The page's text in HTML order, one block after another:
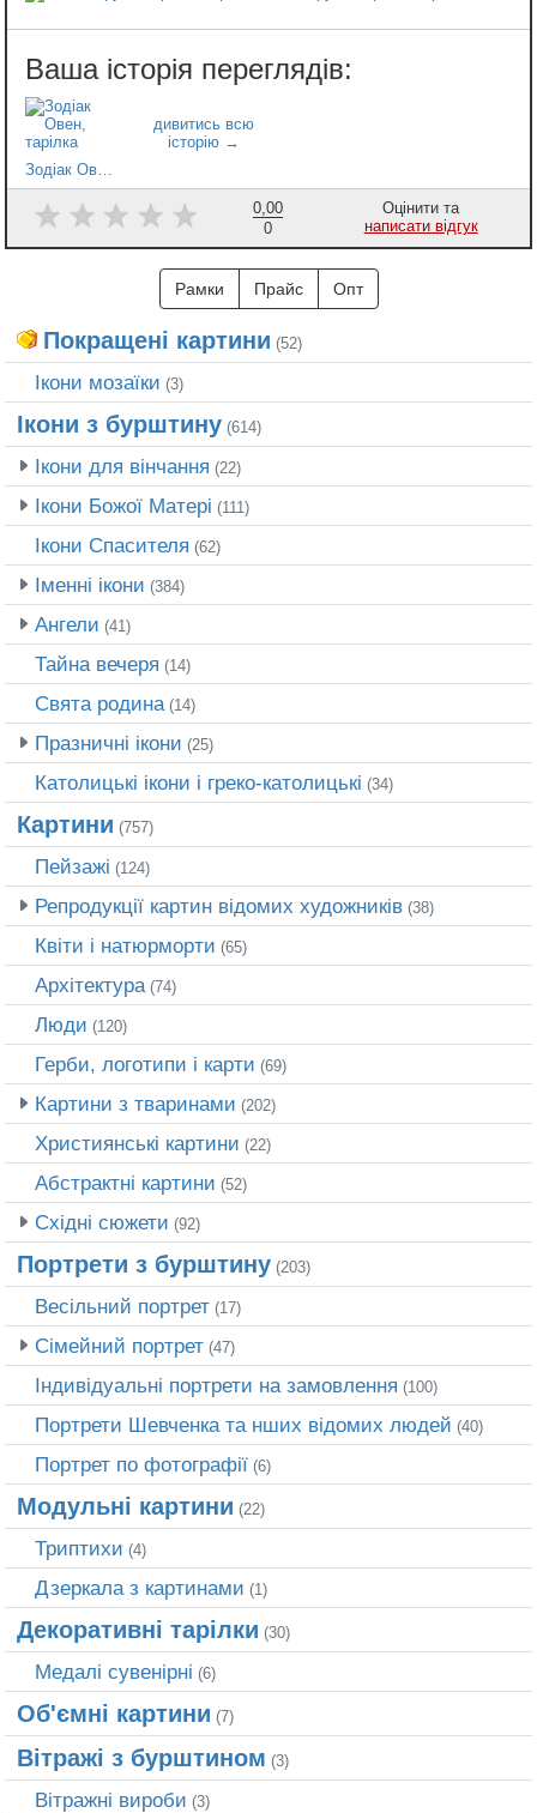
0,00
0
Оцінити та
написати відгук
Рамки Прайс Опт
Покращені картини (52)
Ікони мозаїки (3)
Ікони з бурштину (614)
Ікони для вінчання (22)
Ікони Божої Матері (111)
Ікони Спасителя (62)
Іменні ікони (384)
Ангели (41)
Тайна вечеря (14)
Свята родина (14)
Празничні ікони (25)
Католицькі ікони і греко-католицькі (34)
Картини (757)
Пейзажі (124)
Репродукції картин відомих художників (38)
Квіти і натюрморти (65)
Архітектура (74)
Люди (120)
Герби, логотипи і карти (69)
Картини з тваринами (202)
Християнські картини (22)
Абстрактні картини (52)
Східні сюжети (92)
Портрети з бурштину (203)
Весільний портрет (17)
Сімейний портрет (47)
Індивідуальні портрети на замовлення (100)
Портрети Шевченка та нших відомих людей (40)
Портрет по фотографії (6)
Модульні картини (22)
Триптихи (4)
Дзеркала з картинами (1)
Декоративні тарілки (30)
Медалі сувенірні (6)
Об'ємні картини (7)
Вітражі з бурштином (3)
Вітражні вироби (3)